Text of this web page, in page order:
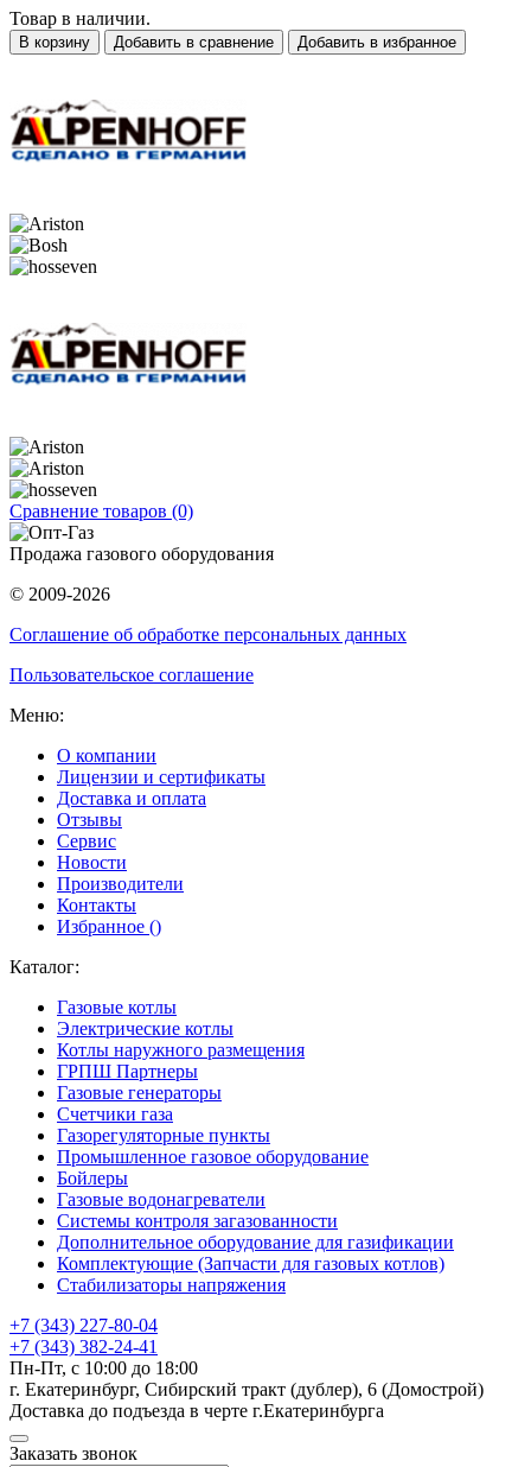
Товар в наличии.
В корзину Добавить в сравнение Добавить в избранное
Сравнение товаров (0)
Продажа газового оборудования
© 2009-2026
Соглашение об обработке персональных данных
Пользовательское соглашение
Меню:
О компании
Лицензии и сертификаты
Доставка и оплата
Отзывы
Сервис
Новости
Производители
Контакты
Избранное ()
Каталог:
Газовые котлы
Электрические котлы
Котлы наружного размещения
ГРПШ Партнеры
Газовые генераторы
Счетчики газа
Газорегуляторные пункты
Промышленное газовое оборудование
Бойлеры
Газовые водонагреватели
Системы контроля загазованности
Дополнительное оборудование для газификации
Комплектующие (Запчасти для газовых котлов)
Стабилизаторы напряжения
+7 (343) 227-80-04
+7 (343) 382-24-41
Пн-Пт, с 10:00 до 18:00
г. Екатеринбург, Сибирский тракт (дублер), 6 (Домострой)
Доставка до подъезда в черте г.Екатеринбурга
Заказать звонок